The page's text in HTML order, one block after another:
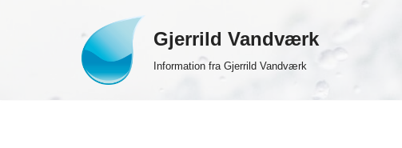
Gjerrild Vandværk
Information fra Gjerrild Vandværk